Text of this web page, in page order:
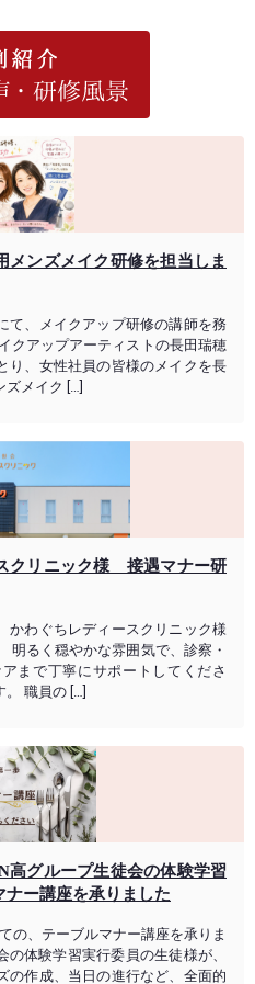
ンズメイク研修を担当しま
て、メイクアップ研修の講師を務
クアップアーティストの長田瑞穂
り、女性社員の皆様のメイクを長
メイク […]
クリニック様 接遇マナー研
かわぐちレディースクリニック様
明るく穏やかな雰囲気で、診察・
まで丁寧にサポートしてくださ
職員の […]
高グループ生徒会の体験学習
ー講座を承りました
の、テーブルマナー講座を承りま
体験学習実行委員の生徒様が、
の作成、当日の進行など、全面的